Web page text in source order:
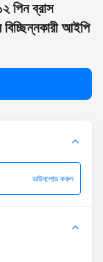
ব্রাস
আইপি
ডাউনলোড করুন